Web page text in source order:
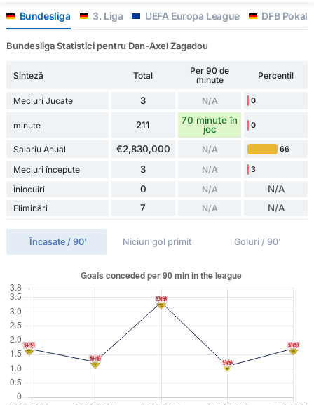
Bundesliga 3. Liga UEFA Europa League DFB Pokal
Bundesliga Statistici pentru Dan-Axel Zagadou
Sinteză Total
Per 90 de
minute
Percentil
Meciuri Jucate 3 N/A 0
minute 211
70 minute în
joc
0
Salariu Anual €2,830,000 N/A 66
Meciuri începute 3 N/A 3
Înlocuiri 0 N/A N/A
Eliminări 7 N/A N/A
Încasate / 90' Niciun gol primit Goluri / 90'